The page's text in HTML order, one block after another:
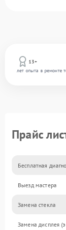
13+
лет опыта в ремонте
Прайс
Бесплатная
Выезд мастера
Замена стекла
Замена дисплея